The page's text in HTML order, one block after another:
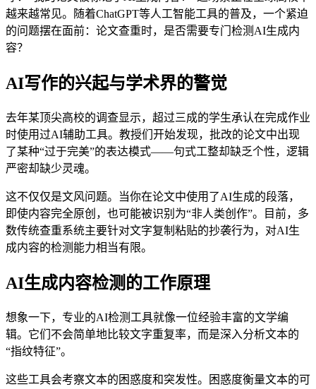
越来越常见。随着ChatGPT等人工智能工具的普及，一个紧迫
的问题摆在面前：论文查重时，是否需要专门检测AI生成内
容？
AI写作的兴起与学术界的警觉
去年某顶尖高校的调查显示，超过三成的学生承认在完成作业
时使用过AI辅助工具。教授们开始发现，批改的论文中出现
了某种“过于完美”的表达模式——句式工整却缺乏个性，逻辑
严密却缺少灵魂。
这不仅仅是文风问题。当你在论文中使用了AI生成的段落，
即使内容完全原创，也可能被识别为“非人类创作”。目前，多
数传统查重系统主要针对文字复制粘贴的抄袭行为，对AI生
成内容的检测能力相当有限。
AI生成内容检测的工作原理
想象一下，专业的AI检测工具就像一位经验丰富的文学编
辑。它们不会简单地比较文字重复率，而是深入分析文本的
“指纹特征”。
这些工具会考察文本的困惑度和突发性。困惑度衡量文本的可